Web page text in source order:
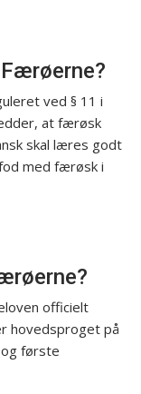
ved § 11 i
at færøsk
skal læres godt
med færøsk i
officielt
hovedsproget på
første